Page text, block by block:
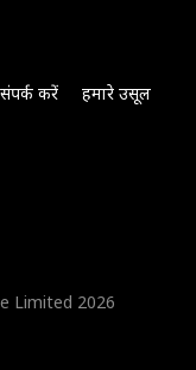
करें
हमारे उसूल
Limited 2026